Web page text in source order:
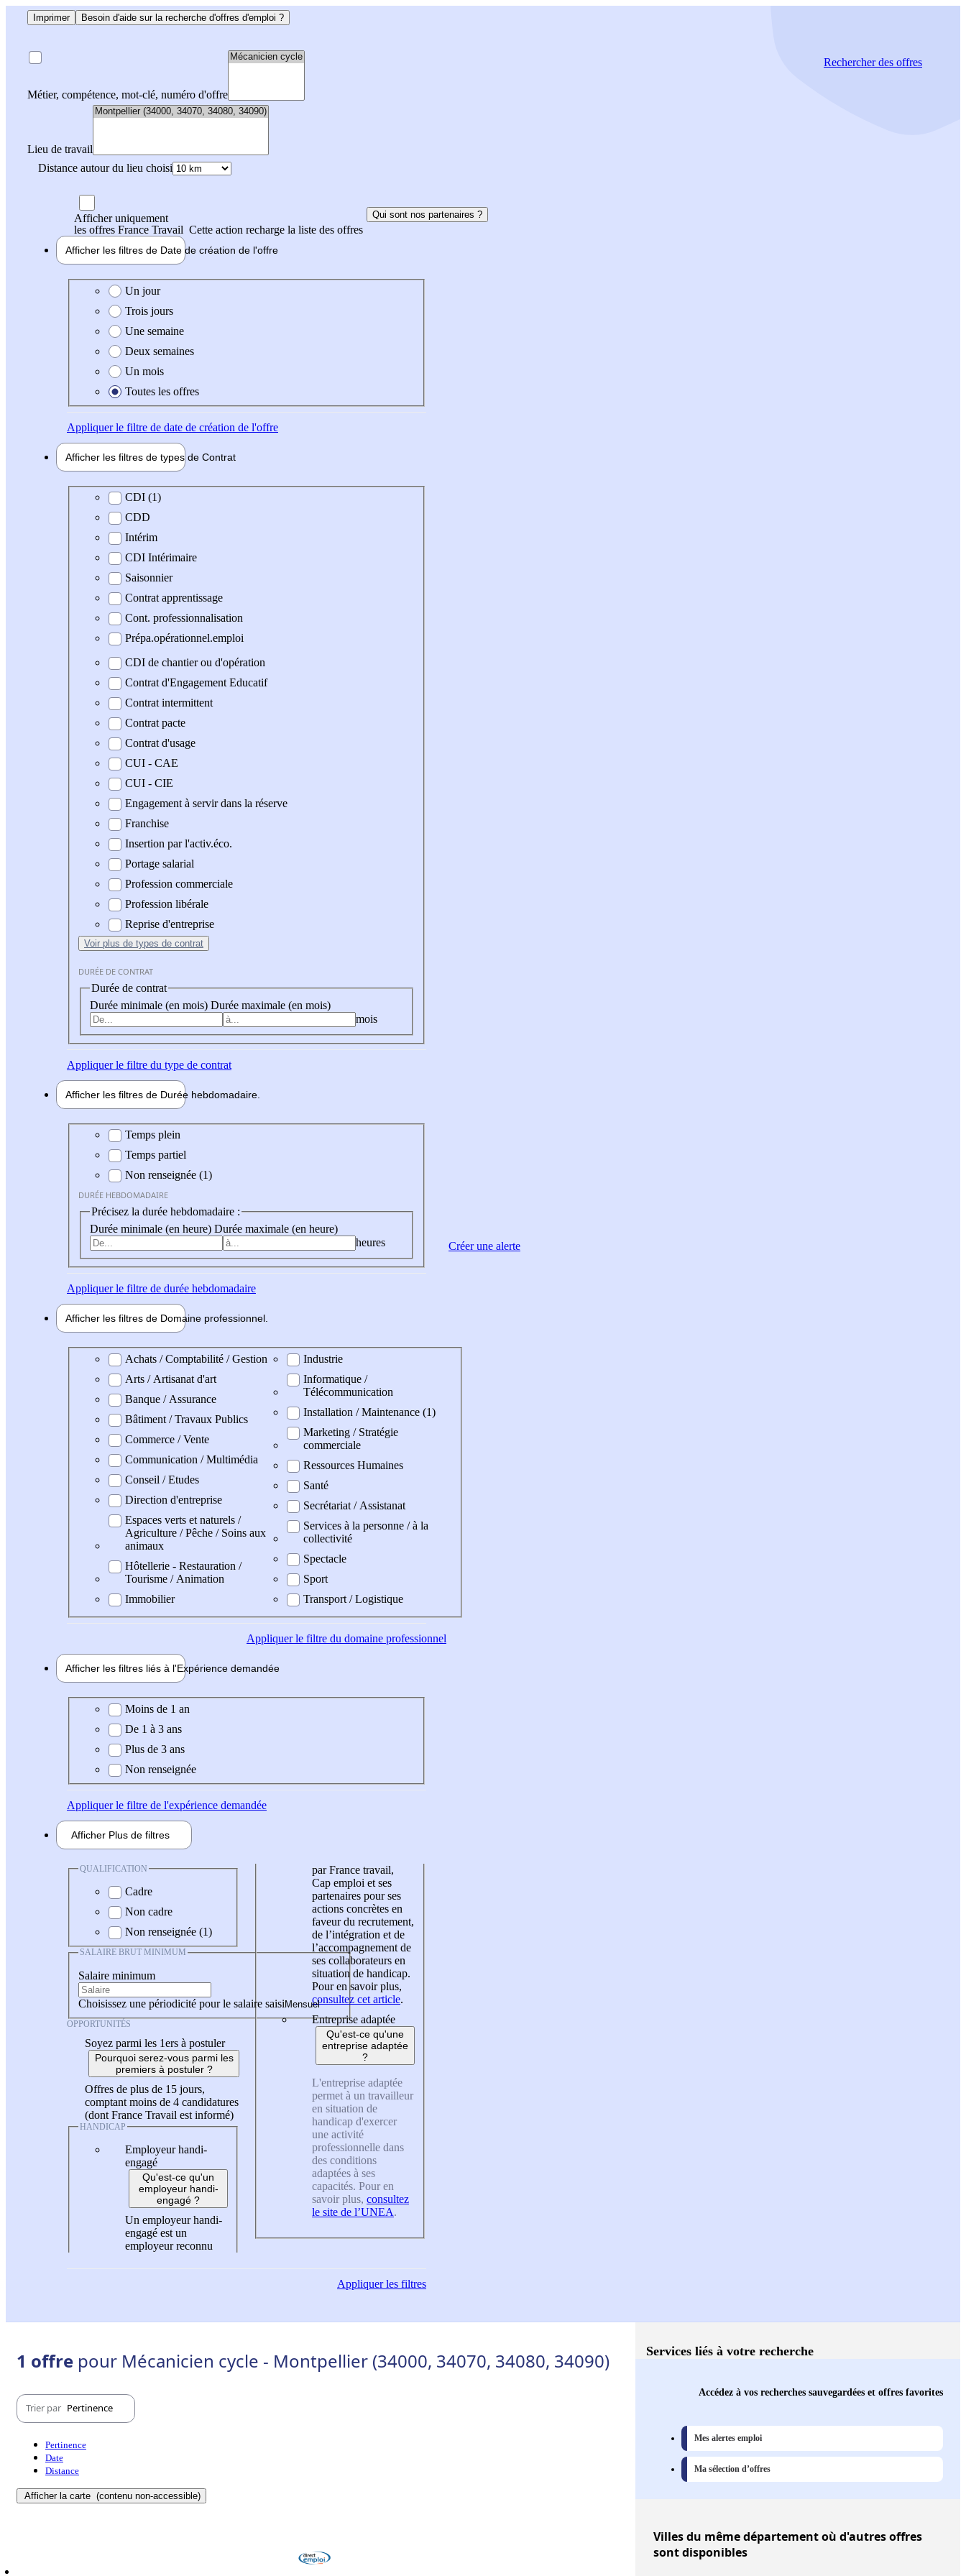
Imprimer Besoin d'aide sur la recherche d'offres d'emploi ?
Métier, compétence, mot-clé, numéro d'offre
Lieu de travail
Distance autour du lieu choisi
Rechercherdes offres
Afficher uniquement
les offres France Travail Cette action recharge la liste des offres
Qui sont nos partenaires ?
Afficher les filtres de Date de création de l'offre
Date de création de l'offre
Un jour
Trois jours
Une semaine
Deux semaines
Un mois
Toutes les offres
Appliquerle filtre de date de création de l'offre
Afficher les filtres de types de Contrat
Type de contrat
CDI (1)
CDD
Intérim
CDI Intérimaire
Saisonnier
Contrat apprentissage
Cont. professionnalisation
Prépa.opérationnel.emploi
CDI de chantier ou d'opération
Contrat d'Engagement Educatif
Contrat intermittent
Contrat pacte
Contrat d'usage
CUI - CAE
CUI - CIE
Engagement à servir dans la réserve
Franchise
Insertion par l'activ.éco.
Portage salarial
Profession commerciale
Profession libérale
Reprise d'entreprise
Voir plus de types de contrat
DURÉE DE CONTRAT
Durée de contrat
Durée minimale (en mois) Durée maximale (en mois)
mois
Appliquerle filtre du type de contrat
Afficher les filtres de Durée hebdomadaire
Durée hebdomadaire
Temps plein
Temps partiel
Non renseignée (1)
DURÉE HEBDOMADAIRE
Précisez la durée hebdomadaire :
Durée minimale (en heure) Durée maximale (en heure)
heures
Appliquerle filtre de durée hebdomadaire
Afficher les filtres de Domaine professionnel
Domaine professionel
Achats / Comptabilité / Gestion
Arts / Artisanat d'art
Banque / Assurance
Bâtiment / Travaux Publics
Commerce / Vente
Communication / Multimédia
Conseil / Etudes
Direction d'entreprise
Espaces verts et naturels /
Agriculture / Pêche / Soins aux
animaux
Hôtellerie - Restauration /
Tourisme / Animation
Immobilier
Industrie
Informatique /
Télécommunication
Installation / Maintenance (1)
Marketing / Stratégie
commerciale
Ressources Humaines
Santé
Secrétariat / Assistanat
Services à la personne / à la
collectivité
Spectacle
Sport
Transport / Logistique
Appliquerle filtre du domaine professionnel
Afficher les filtres liés à l'Expérience demandée
Expérience demandée
Moins de 1 an
De 1 à 3 ans
Plus de 3 ans
Non renseignée
Appliquerle filtre de l'expérience demandée
Afficher Plus de filtres
QUALIFICATION
Cadre
Non cadre
Non renseignée (1)
SALAIRE BRUT MINIMUM
Salaire minimum
Choisissez une périodicité pour le salaire saisi
OPPORTUNITÉS
Soyez parmi les 1ers à postuler
Pourquoi serez-vous parmi les
premiers à postuler ?
Offres de plus de 15 jours,
comptant moins de 4 candidatures
(dont France Travail est informé)
HANDICAP
Employeur handi-
engagé
Qu'est-ce qu'un
employeur handi-
engagé ?
Un employeur handi-
engagé est un
employeur reconnu
par France travail,
Cap emploi et ses
partenaires pour ses
actions concrètes en
faveur du recrutement,
de l’intégration et de
l’accompagnement de
ses collaborateurs en
situation de handicap.
Pour en savoir plus,
consultez cet article.
Entreprise adaptée
Qu'est-ce qu'une
entreprise adaptée
?
L'entreprise adaptée
permet à un travailleur
en situation de
handicap d'exercer
une activité
professionnelle dans
des conditions
adaptées à ses
capacités. Pour en
savoir plus, consultez
le site de l’UNEA.
Appliquerles filtres
Créer une alerte
1 offre pour Mécanicien cycle - Montpellier (34000, 34070, 34080, 34090)
Trier par Pertinence
Pertinence
Date
Distance
Afficher la carte (contenu non-accessible)
Services liés à votre recherche
Accédez à vos recherches sauvegardées et offres favorites
Mes alertes emploi
Ma sélection d’offres
Villesdu même département où d'autres offres
sont disponibles